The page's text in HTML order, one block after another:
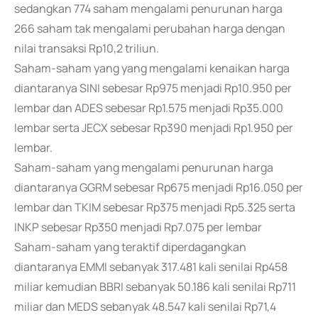
sedangkan 774 saham mengalami penurunan harga
266 saham tak mengalami perubahan harga dengan
nilai transaksi Rp10,2 triliun.
Saham-saham yang yang mengalami kenaikan harga
diantaranya SINI sebesar Rp975 menjadi Rp10.950 per
lembar dan ADES sebesar Rp1.575 menjadi Rp35.000
lembar serta JECX sebesar Rp390 menjadi Rp1.950 per
lembar.
Saham-saham yang mengalami penurunan harga
diantaranya GGRM sebesar Rp675 menjadi Rp16.050 per
lembar dan TKIM sebesar Rp375 menjadi Rp5.325 serta
INKP sebesar Rp350 menjadi Rp7.075 per lembar
Saham-saham yang teraktif diperdagangkan
diantaranya EMMI sebanyak 317.481 kali senilai Rp458
miliar kemudian BBRI sebanyak 50.186 kali senilai Rp711
miliar dan MEDS sebanyak 48.547 kali senilai Rp71,4